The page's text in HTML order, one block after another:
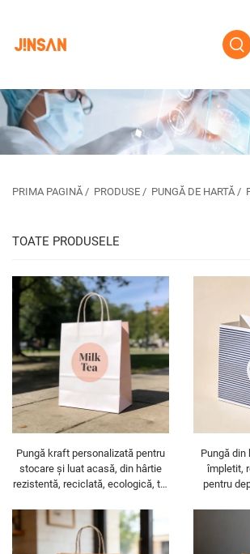
PRIMA PAGINĂ / PRODUSE / PUNGĂ DE HARTĂ /
TOATE PRODUSELE
Pungă kraft personalizată pentru
stocare și luat acasă, din hârtie
rezistentă, reciclată, ecologică, tip
Pungă
împletit,
pentru